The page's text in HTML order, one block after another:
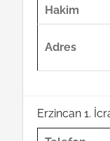
Hakim
Adres
Erzincan 1.